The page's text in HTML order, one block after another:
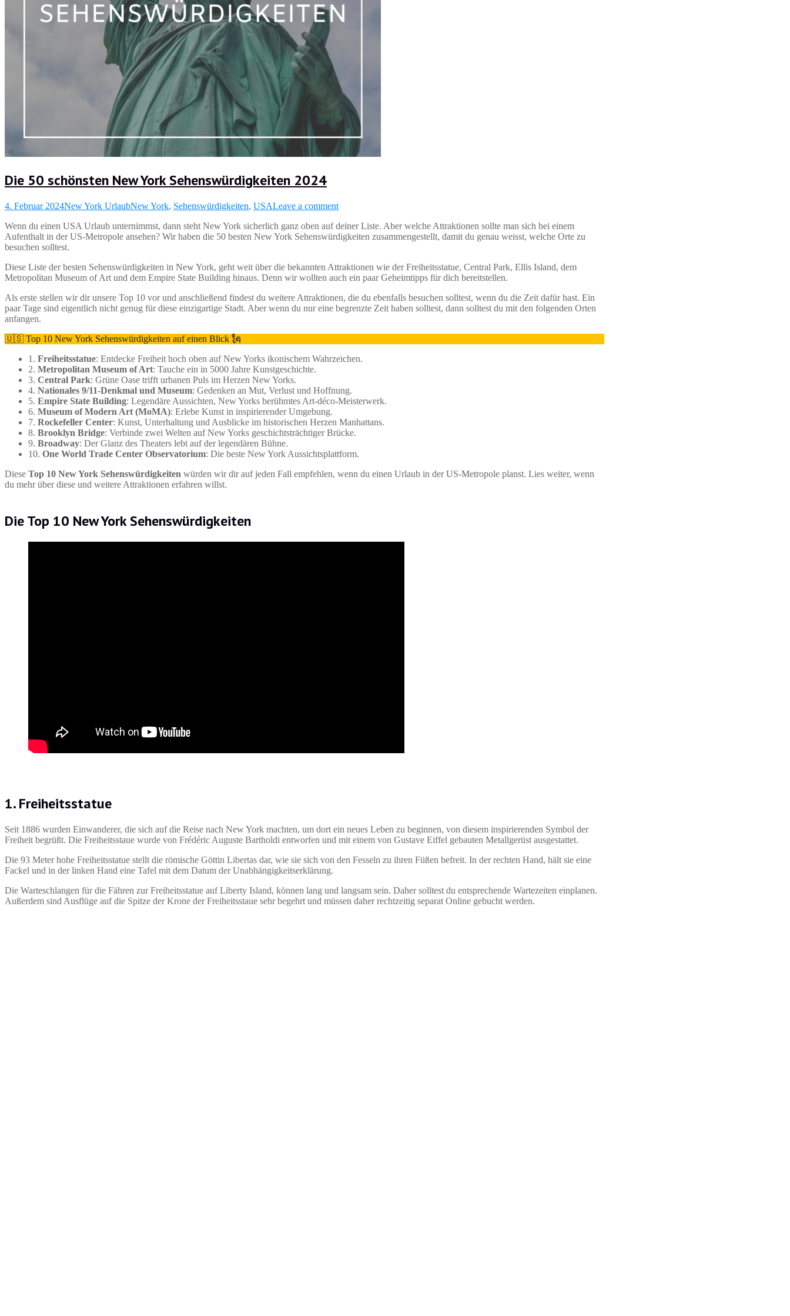
Die 50 schönsten New York Sehenswürdigkeiten 2024
4. Februar 2024New York UrlaubNew York, Sehenswürdigkeiten, USALeave a comment
Wenn du einen USA Urlaub unternimmst, dann steht New York sicherlich ganz oben auf deiner Liste. Aber welche Attraktionen sollte man sich bei einem
Aufenthalt in der US-Metropole ansehen? Wir haben die 50 besten New York Sehenswürdigkeiten zusammengestellt, damit du genau weisst, welche Orte zu
besuchen solltest.
Diese Liste der besten Sehenswürdigkeiten in New York, geht weit über die bekannten Attraktionen wie der Freiheitsstatue, Central Park, Ellis Island, dem
Metropolitan Museum of Art und dem Empire State Building hinaus. Denn wir wollten auch ein paar Geheimtipps für dich bereitstellen.
Als erste stellen wir dir unsere Top 10 vor und anschließend findest du weitere Attraktionen, die du ebenfalls besuchen solltest, wenn du die Zeit dafür hast. Ein
paar Tage sind eigentlich nicht genug für diese einzigartige Stadt. Aber wenn du nur eine begrenzte Zeit haben solltest, dann solltest du mit den folgenden Orten
anfangen.
🇺🇸 Top 10 New York Sehenswürdigkeiten auf einen Blick 🗽
1. Freiheitsstatue: Entdecke Freiheit hoch oben auf New Yorks ikonischem Wahrzeichen.
2. Metropolitan Museum of Art: Tauche ein in 5000 Jahre Kunstgeschichte.
3. Central Park: Grüne Oase trifft urbanen Puls im Herzen New Yorks.
4. Nationales 9/11-Denkmal und Museum: Gedenken an Mut, Verlust und Hoffnung.
5. Empire State Building: Legendäre Aussichten, New Yorks berühmtes Art-déco-Meisterwerk.
6. Museum of Modern Art (MoMA): Erlebe Kunst in inspirierender Umgebung.
7. Rockefeller Center: Kunst, Unterhaltung und Ausblicke im historischen Herzen Manhattans.
8. Brooklyn Bridge: Verbinde zwei Welten auf New Yorks geschichtsträchtiger Brücke.
9. Broadway: Der Glanz des Theaters lebt auf der legendären Bühne.
10. One World Trade Center Observatorium: Die beste New York Aussichtsplattform.
Diese Top 10 New York Sehenswürdigkeiten würden wir dir auf jeden Fall empfehlen, wenn du einen Urlaub in der US-Metropole planst. Lies weiter, wenn
du mehr über diese und weitere Attraktionen erfahren willst.
Die Top 10 New York Sehenswürdigkeiten
1. Freiheitsstatue
Seit 1886 wurden Einwanderer, die sich auf die Reise nach New York machten, um dort ein neues Leben zu beginnen, von diesem inspirierenden Symbol der
Freiheit begrüßt. Die Freiheitsstaue wurde von Frédéric Auguste Bartholdi entworfen und mit einem von Gustave Eiffel gebauten Metallgerüst ausgestattet.
Die 93 Meter hohe Freiheitsstatue stellt die römische Göttin Libertas dar, wie sie sich von den Fesseln zu ihren Füßen befreit. In der rechten Hand, hält sie eine
Fackel und in der linken Hand eine Tafel mit dem Datum der Unabhängigkeitserklärung.
Die Warteschlangen für die Fähren zur Freiheitsstatue auf Liberty Island, können lang und langsam sein. Daher solltest du entsprechende Wartezeiten einplanen.
Außerdem sind Ausflüge auf die Spitze der Krone der Freiheitsstaue sehr begehrt und müssen daher rechtzeitig separat Online gebucht werden.